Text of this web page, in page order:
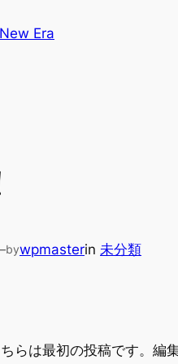
Era
bywpmasterin 未分類
らは最初の投稿です。編